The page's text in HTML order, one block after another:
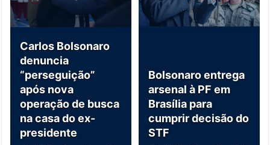
Carlos Bolsonaro
denuncia
“perseguição”
após nova
operação de busca
na casa do ex-
presidente
Bolsonaro entrega
arsenal à PF em
Brasília para
cumprir decisão do
STF